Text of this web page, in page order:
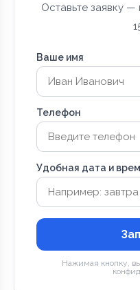
Оставьте заявку
Ваше имя
Телефон
Удобная дата и
Нажимая кнопку,